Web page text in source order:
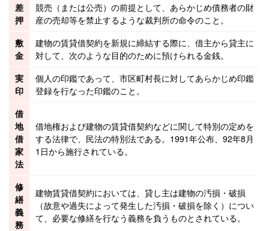
差
押
競売 （または公売）の前提として、あらかじめ債務者の財
産の売却等を禁止するような裁判所の命令のこと。
敷
金
建物の賃貸借契約を新規に締結する際に、借主から貸主に
対して、次のような目的のために預けられる金銭。
実
印
個人の印鑑であって、市区町村長に対してあらかじめ印鑑
登録を行なった印鑑のこと。
借
地
借
家
法
借地権および建物の賃貸借契約などに関して特別の定めを
する法律で、民法の特別法である。1991年公布、92年8月
1日から施行されている。
修
繕
義
務
建物賃貸借契約においては、貸し主は建物の汚損・破損
（故意や過失によって発生した汚損・破損を除く）につい
て、必要な修繕を行なう義務を負うものとされている。